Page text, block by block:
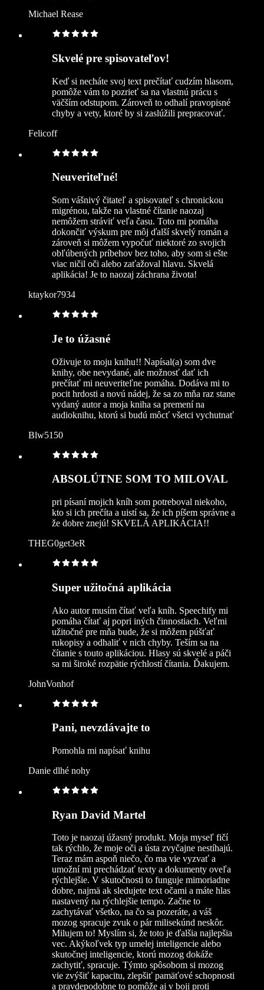
Michael Rease
Skvelé pre spisovateľov!
Keď si necháte svoj text prečítať cudzím hlasom,
pomôže vám to pozrieť sa na vlastnú prácu s
väčším odstupom. Zároveň to odhalí pravopisné
chyby a vety, ktoré by si zaslúžili prepracovať.
Felicoff
Neuveriteľné!
Som vášnivý čitateľ a spisovateľ s chronickou
migrénou, takže na vlastné čítanie naozaj
nemôžem stráviť veľa času. Toto mi pomáha
dokončiť výskum pre môj ďalší skvelý román a
zároveň si môžem vypočuť niektoré zo svojich
obľúbených príbehov bez toho, aby som si ešte
viac ničil oči alebo zaťažoval hlavu. Skvelá
aplikácia! Je to naozaj záchrana života!
ktaykor7934
Je to úžasné
Oživuje to moju knihu!! Napísal(a) som dve
knihy, obe nevydané, ale možnosť dať ich
prečítať mi neuveriteľne pomáha. Dodáva mi to
pocit hrdosti a novú nádej, že sa zo mňa raz stane
vydaný autor a moja kniha sa premení na
audioknihu, ktorú si budú môcť všetci vychutnať
Blw5150
ABSOLÚTNE SOM TO MILOVAL
pri písaní mojich kníh som potreboval niekoho,
kto si ich prečíta a uistí sa, že ich píšem správne a
že dobre znejú! SKVELÁ APLIKÁCIA!!
THEG0get3eR
Super užitočná aplikácia
Ako autor musím čítať veľa kníh. Speechify mi
pomáha čítať aj popri iných činnostiach. Veľmi
užitočné pre mňa bude, že si môžem púšťať
rukopisy a odhaliť v nich chyby. Teším sa na
čítanie s touto aplikáciou. Hlasy sú skvelé a páči
sa mi široké rozpätie rýchlostí čítania. Ďakujem.
JohnVonhof
Pani, nevzdávajte to
Pomohla mi napísať knihu
Danie dlhé nohy
Ryan David Martel
Toto je naozaj úžasný produkt. Moja myseľ fičí
tak rýchlo, že moje oči a ústa zvyčajne nestíhajú.
Teraz mám aspoň niečo, čo ma vie vyzvať a
umožní mi prechádzať texty a dokumenty oveľa
rýchlejšie. V skutočnosti to funguje mimoriadne
dobre, najmä ak sledujete text očami a máte hlas
nastavený na rýchlejšie tempo. Začne to
zachytávať všetko, na čo sa pozeráte, a váš
mozog spracuje zvuk o pár milisekúnd neskôr.
Milujem to! Myslím si, že toto je ďalšia najlepšia
vec. Akýkoľvek typ umelej inteligencie alebo
skutočnej inteligencie, ktorú mozog dokáže
zachytiť, spracuje. Týmto spôsobom si mozog
vie zvýšiť kapacitu, zlepšiť pamäťové schopnosti
a pravdepodobne to pomôže aj v boji proti